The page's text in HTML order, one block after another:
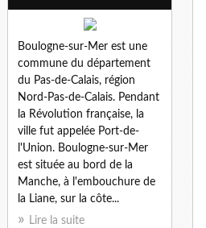
Boulogne-sur-Mer est une
commune du département
du Pas-de-Calais, région
Nord-Pas-de-Calais. Pendant
la Révolution française, la
ville fut appelée Port-de-
l'Union. Boulogne-sur-Mer
est située au bord de la
Manche, à l'embouchure de
la Liane, sur la côte...
Lire la suite